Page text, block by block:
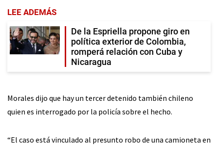
LEE ADEMÁS
De la Espriella propone giro en
política exterior de Colombia,
romperá relación con Cuba y
Nicaragua
Morales dijo que hay un tercer detenido también chileno
quien es interrogado por la policía sobre el hecho.
“El caso está vinculado al presunto robo de una camioneta en